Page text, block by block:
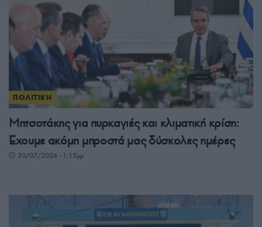
ΠΟΛΙΤΙΚΗ
Μητσοτάκης για πυρκαγιές και κλιματική κρίση:
Έχουμε ακόμη μπροστά μας δύσκολες ημέρες
30/07/2026 - 1:15μμ